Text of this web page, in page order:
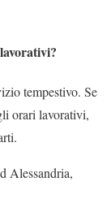
tempestivo. Se
orari lavorativi,
Alessandria,